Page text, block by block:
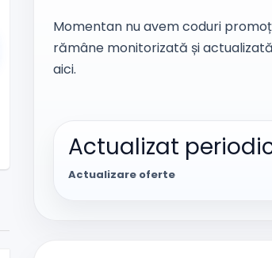
Momentan nu avem coduri
rămâne monitorizată și
aici.
Actualizat
Actualizare oferte